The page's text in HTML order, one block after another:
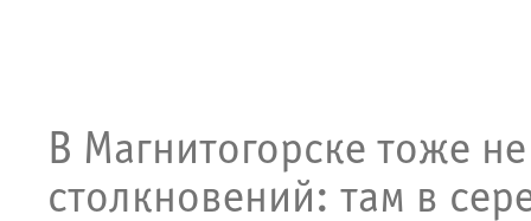
В Магнитогорске тоже
столкновений: там в